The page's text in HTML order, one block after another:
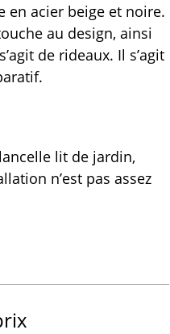
en acier beige et noire.
au design, ainsi
de rideaux. Il s’agit
lit de jardin,
n’est pas assez